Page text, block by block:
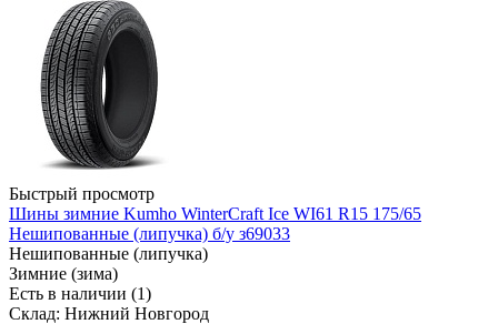
Быстрый просмотр
Шины зимние Kumho WinterCraft Ice WI61 R15 175/65
Нешипованные (липучка) б/у з69033
Нешипованные (липучка)
Зимние (зима)
Есть в наличии (1)
Склад: Нижний Новгород